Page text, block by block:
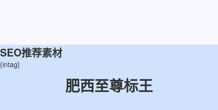
SEO推荐素材
{intag}
肥西至尊标王